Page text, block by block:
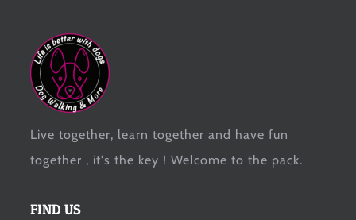
Live together, learn together and have fun
together , it's the key ! Welcome to the pack.
FIND US